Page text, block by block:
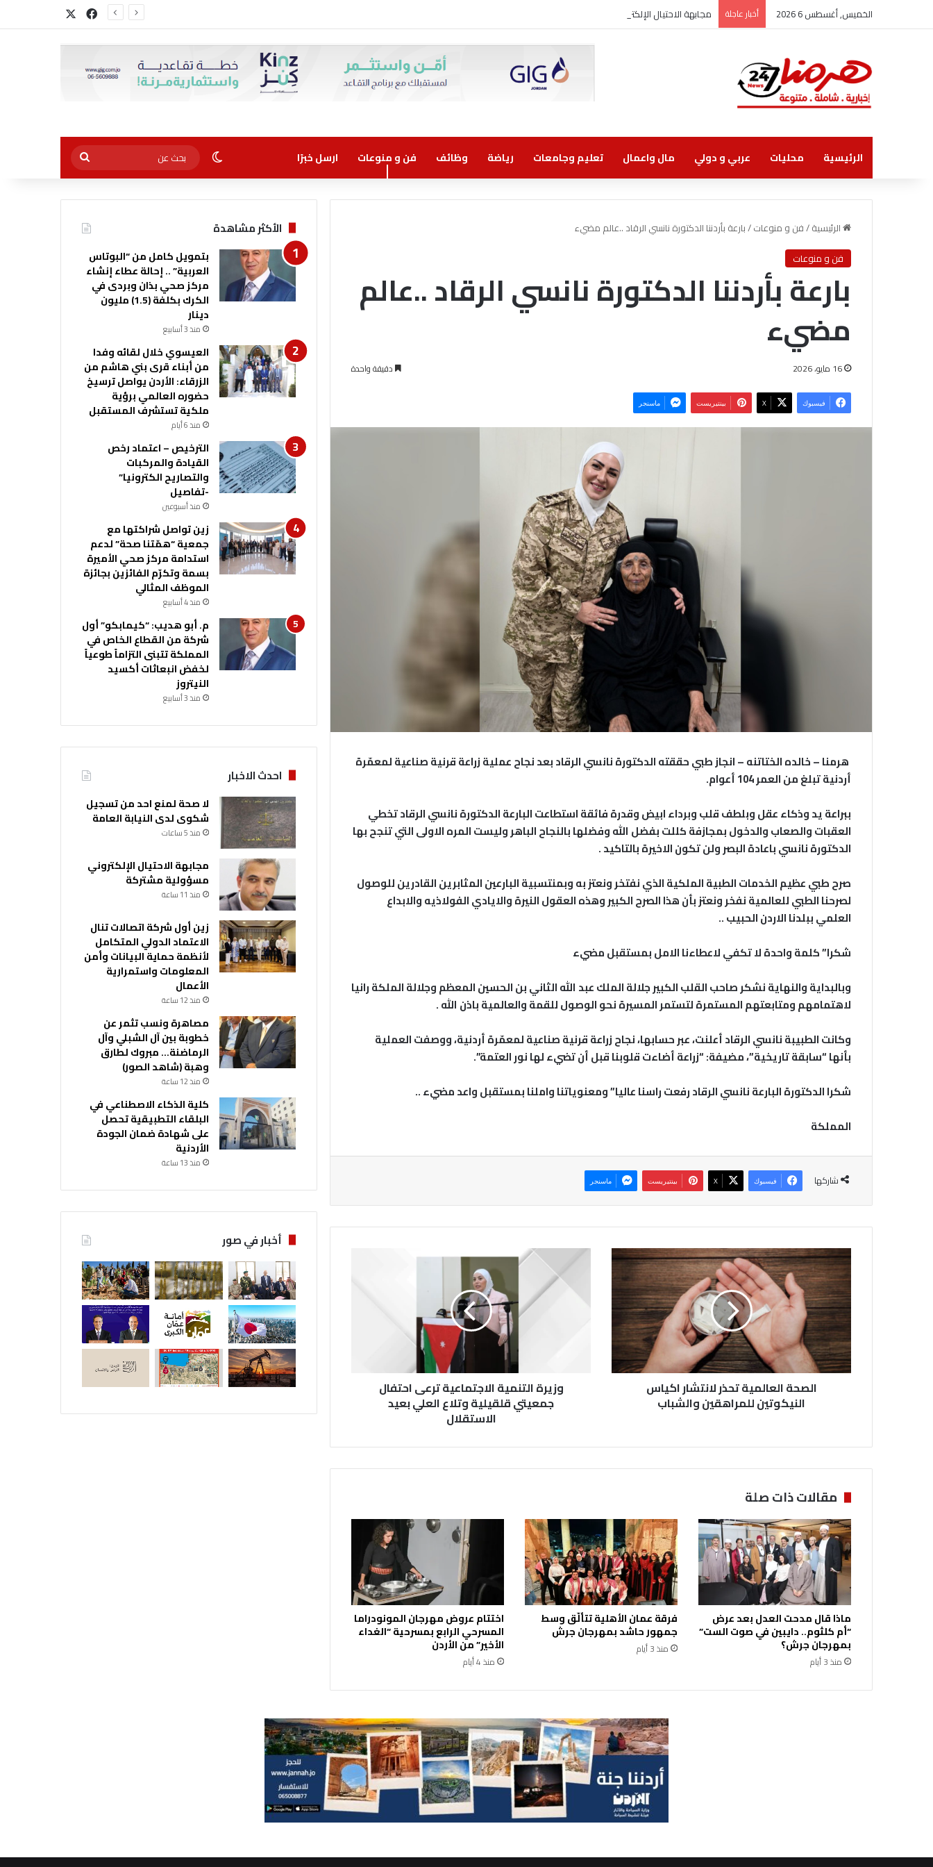
الخميس, أغسطس 6 2026 أخبار عاجلة مجابهة الاحتيال الإلكتروني مسؤولية مشتركة فيسبوك
الرئيسية محليات عربي و دولي مال واعمال تعليم وجامعات رياضة وظائف فن و منوعات ارسل خبرًا الوضع المظلم
بحث
عن
الرئيسية/فن و منوعات/بارعة بأردننا الدكتورة نانسي الرقاد ..عالم مضيء
فن و منوعات
بارعة بأردننا الدكتورة نانسي الرقاد ..عالم
مضيء
16 مايو، 2026 دقيقة واحدة
فيسبوك ‫X بينتيريست ماسنجر
هرمنا – خالده الختاتنه – انجاز طبي حققته الدكتورة نانسي الرقاد بعد نجاح عملية زراعة قرنية صناعية لمعمّرة
أردنية تبلغ من العمر 104 أعوام.
ببراعة يد وذكاء عقل وبلطف قلب وبرداء ابيض وقدرة فائقة استطاعت البارعة الدكتورة نانسي الرقاد تخطي
العقبات والصعاب والدخول بمجازفة كللت بفضل الله وفضلها بالنجاح الباهر وليست المره الاولى التي تنجح بها
الدكتورة نانسي باعادة البصر ولن تكون الاخيرة بالتاكيد .
صرح طبي عظيم الخدمات الطبية الملكية الذي نفتخر ونعتز به وبمنتسبية البارعين المثابرين القادرين للوصول
لصرحنا الطبي للعالمية نفخر ونعتز بأن هذا الصرح الكبير وهذه العقول النيرة والايادي الفولاذيه والابداع
العلمي ببلدنا الاردن الحبيب ..
شكرا” كلمة واحدة لا تكفي لاعطاءنا الامل بمستقبل مضيء
وبالبداية والنهاية نشكر صاحب القلب الكبير جلالة الملك عبد الله الثاني بن الحسين المعظم وجلالة الملكة رانيا
لاهتمامهم ومتابعتهم المستمرة لتستمر المسيرة نحو الوصول للقمة والعالمية باذن الله .
وكانت الطبيبة نانسي الرقاد أعلنت، عبر حسابها، نجاح زراعة قرنية صناعية لمعمّرة أردنية، ووصفت العملية
بأنها “سابقة تاريخية”، مضيفة: “زراعة أضاءت قلوبنا قبل أن تضيء لها نور العتمة”.
شكرا الدكتورة البارعة نانسي الرقاد رفعت راسنا عاليا” ومعنوياتنا واملنا بمستقبل واعد مضيء ..
المملكة
شاركها فيسبوك ‫X بينتيريست ماسنجر
ا
ل
ص
ح
ة
ل
ع
ا
ت
ذ
ر
ل
ا
ن
ت
ش
ا
ر
ا
ك
ي
ا
س
ل
الصحة العالمية تحذر لانتشار اكياس
النيكوتين للمراهقين والشباب
ل
ج
ا
ع
ي
ة
ت
ر
ع
ى
ا
ا
ج
م
ع
ي
ت
ل
وزيرة التنمية الاجتماعية ترعى احتفال
جمعيتي قلقيلية وتلاع العلي بعيد
الاستقلال
مقالات ذات صلة
ماذا قال مدحت العدل بعد عرض
“أم كلثوم.. دايبين في صوت الست”
بمهرجان جرش؟
منذ 3 أيام
فرقة عمان الأهلية تتألّق وسط
جمهور حاشد بمهرجان جرش
منذ 3 أيام
اختتام عروض مهرجان المونودراما
المسرحي الرابع بمسرحية “الغداء
الأخير” من الأردن
منذ 4 أيام
الأكثر مشاهدة
بتمويل كامل من “البوتاس
العربية” .. إحالة عطاء إنشاء
مركز صحي بذان وبردى في
الكرك بكلفة (1.5) مليون
دينار
منذ 3 أسابيع
العيسوي خلال لقائه وفدا
من أبناء قرى بني هاشم من
الزرقاء: الأردن يواصل ترسيخ
حضوره العالمي برؤية
ملكية تستشرف المستقبل
منذ 6 أيام
الترخيص – اعتماد رخص
القيادة والمركبات
والتصاريح الكترونيا”
-تفاصيل
منذ أسبوعين
زين تواصل شراكتها مع
جمعية “همّتنا صحة” لدعم
استدامة مركز صحي الأميرة
بسمة وتكرّم الفائزين بجائزة
الموظف المثالي
منذ 4 أسابيع
م. أبو هديب: “كيمابكو” أول
شركة من القطاع الخاص في
المملكة تتبنى التزاماً طوعياً
لخفض انبعاثات أكسيد
النيتروز
منذ 3 أسابيع
احدث الاخبار
لا صحة لمنع احد من تسجيل
شكوى لدى النيابة العامة
منذ 5 ساعات
مجابهة الاحتيال الإلكتروني
مسؤولية مشتركة
منذ 11 ساعة
زين أول شركة اتصالات تنال
الاعتماد الدولي المتكامل
لأنظمة حماية البيانات وأمن
المعلومات واستمرارية
الأعمال
منذ 12 ساعة
مصاهرة ونسب تثمر عن
خطوبة بين آل الشبلي وآل
الرماضنة… مبروك لطارق
وهبة (شاهد الصور)
منذ 12 ساعة
كلية الذكاء الاصطناعي في
البلقاء التطبيقية تحصل
على شهادة ضمان الجودة
الأردنية
منذ 13 ساعة
أخبار في صور